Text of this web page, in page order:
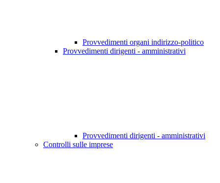
Provvedimenti organi indirizzo-politico
Provvedimenti dirigenti - amministrativi
Provvedimenti dirigenti - amministrativi
Controlli sulle imprese